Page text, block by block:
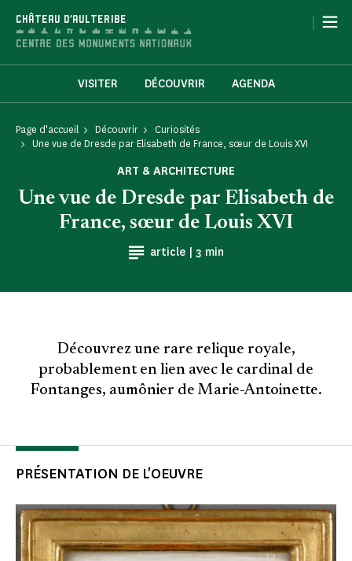
CHÂTEAU D'AULTERIBE |
VISITER DÉCOUVRIR AGENDA
Page d'accueil Découvrir
Curiosités
Une vue de Dresde par Elisabeth de France, sœur de Louis XVI
ART & ARCHITECTURE
article | Temps de Lecture
3 min
Une vue de Dresde par Elisabeth de
France, sœur de Louis XVI
Découvrez une rare relique royale,
probablement en lien avec le cardinal de
Fontanges, aumônier de Marie-Antoinette.
PRÉSENTATION DE L'OEUVRE